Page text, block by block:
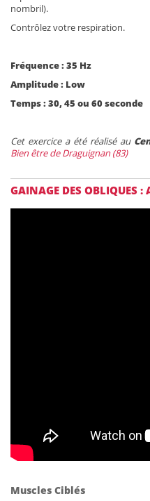
nombril).
Contrôlez votre respiration.
Fréquence : 35 Hz
Amplitude : Low
Temps : 30, 45 ou 60 seconde
Cet exercice a été réalisé au
Bien être de Draguignan (83)
GAINAGE DES OBLIQUES :
Muscles Ciblés